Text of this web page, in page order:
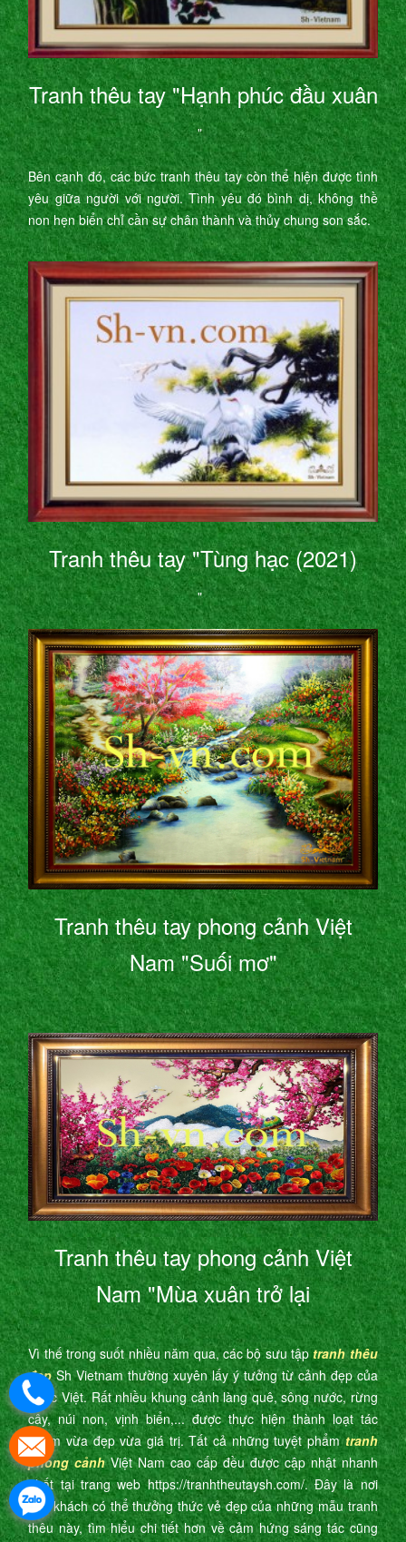
Tranh thêu tay "Hạnh phúc đầu xuân
"
Bên cạnh đó, các bức tranh thêu tay còn thể hiện được tình
yêu giữa người với người. Tình yêu đó bình dị, không thề
non hẹn biển chỉ cần sự chân thành và thủy chung son sắc.
Tranh thêu tay "Tùng hạc (2021)
"
Tranh thêu tay phong cảnh Việt
Nam "Suối mơ"
Tranh thêu tay phong cảnh Việt
Nam "Mùa xuân trở lại
Vì thế trong suốt nhiều năm qua, các bộ sưu tậptranh thêu
đẹpSh Vietnam thường xuyên lấy ý tưởng từ cảnh đẹp của
nước Việt. Rất nhiều khung cảnh làng quê, sông nước, rừng
cây, núi non, vịnh biển,... được thực hiện thành loạt tác
phẩm vừa đẹp vừa giá trị. Tất cả những tuyệt phẩmtranh
phong cảnhViệt Nam cao cấp đều được cập nhật nhanh
nhất tại trang web https://tranhtheutaysh.com/. Đây là nơi
quý khách có thể thưởng thức vẻ đẹp của những mẫu tranh
thêu này, tìm hiểu chi tiết hơn về cảm hứng sáng tác cũng